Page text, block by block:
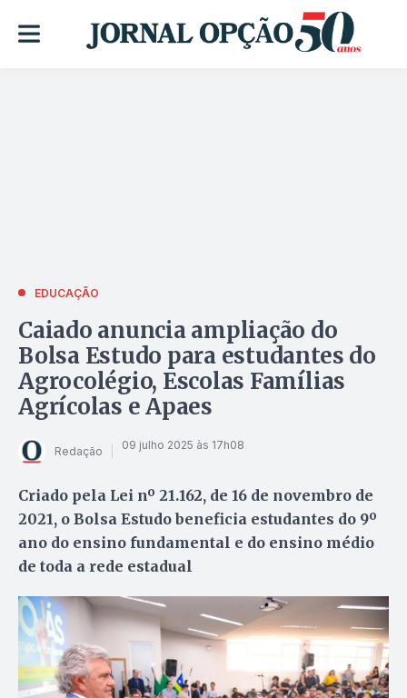
EDUCAÇÃO
Caiado anuncia ampliação do
Bolsa Estudo para estudantes do
Agrocolégio, Escolas Famílias
Agrícolas e Apaes
Redação 09 julho 2025 às 17h08
Criado pela Lei nº 21.162, de 16 de novembro de
2021, o Bolsa Estudo beneficia estudantes do 9º
ano do ensino fundamental e do ensino médio
de toda a rede estadual